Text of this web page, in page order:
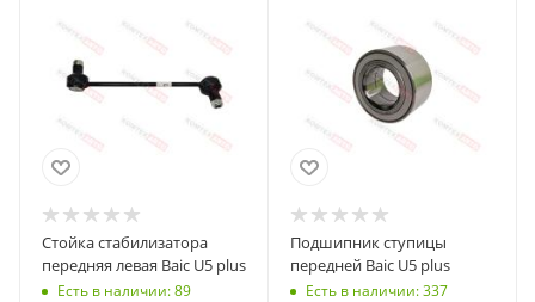
Стойка стабилизатора
передняя левая Baic U5 plus
Есть в наличии: 89
Подшипник ступицы
передней Baic U5 plus
Есть в наличии: 337